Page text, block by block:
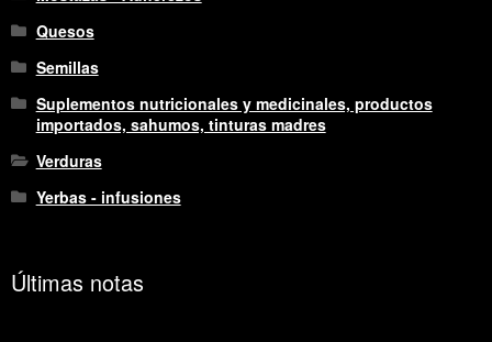
Quesos
Semillas
Suplementos nutricionales y medicinales, productos
importados, sahumos, tinturas madres
Verduras
Yerbas - infusiones
Últimas notas